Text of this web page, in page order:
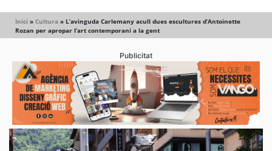
Inici » Cultura » L’avinguda Carlemany acull dues escultures d’Antoinette
Rozan per apropar l’art contemporani a la gent
Publicitat